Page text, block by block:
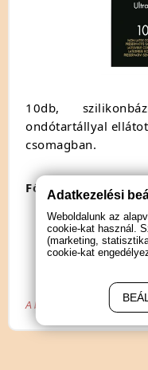
10db,
ondótartállyal
csomagban.
Főbb adatok:
Hossz: 18cm
Átmérő: 53mm
Anyag:
A biztonságos szexuális
Adatkezelési
Weboldalunk az
cookie-kat használ.
(marketing,
cookie-kat